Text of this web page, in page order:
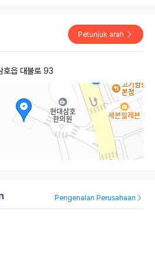
Petunjuk arah
호읍 대불로 93
Pengenalan Perusahaan